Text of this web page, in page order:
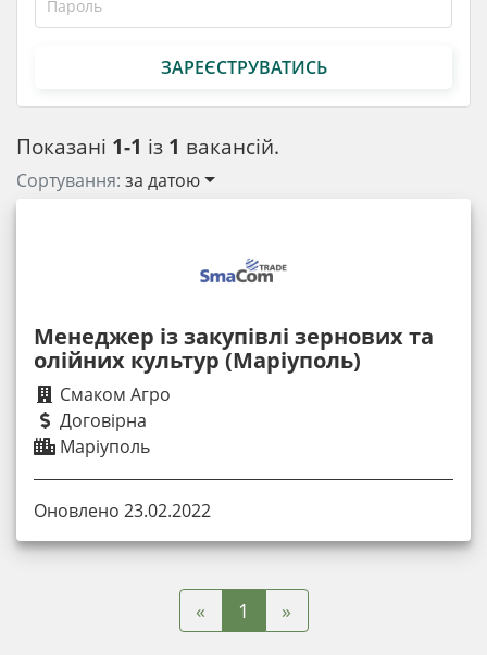
Показані 1-1 із 1 вакансій.
Сортування: за датою
Менеджер із закупівлі зернових та
олійних культур (Маріуполь)
Смаком Агро
Договірна
Маріуполь
Оновлено 23.02.2022
« 1 »
ЗАРЕЄСТРУВАТИСЬ